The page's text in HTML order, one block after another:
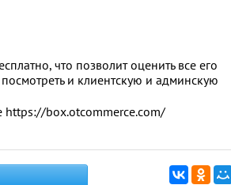
что позволит оценить все его
и клиентскую и админскую
https://box.otcommerce.com/